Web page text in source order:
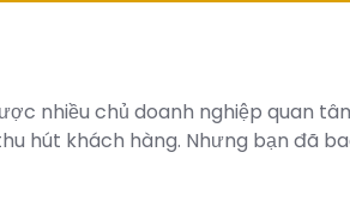
nhiều chủ doanh nghiệp quan
hút khách hàng. Nhưng bạn đã